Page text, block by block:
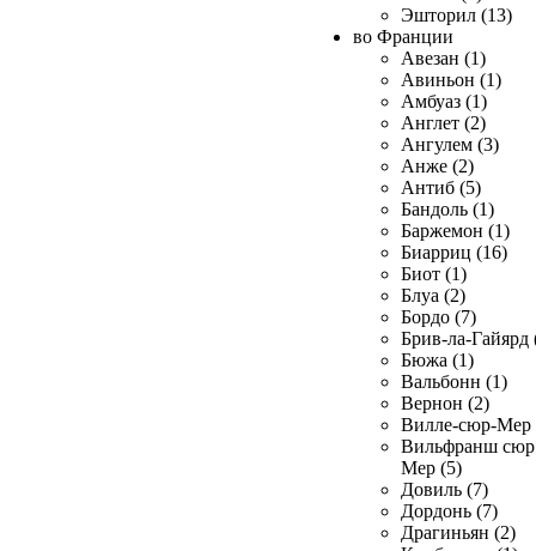
Эшторил (13)
во Франции
Авезан (1)
Авиньон (1)
Амбуаз (1)
Англет (2)
Ангулем (3)
Анже (2)
Антиб (5)
Бандоль (1)
Баржемон (1)
Биарриц (16)
Биот (1)
Блуа (2)
Бордо (7)
Брив-ла-Гайярд
Бюжа (1)
Вальбонн (1)
Вернон (2)
Вилле-сюр-Мер
Вильфранш сюр
Мер (5)
Довиль (7)
Дордонь (7)
Драгиньян (2)